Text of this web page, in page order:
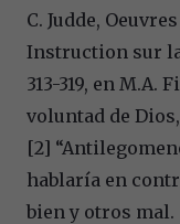
C. Judde,
Instruction sur
313-319, en
voluntad de
[2]
hablaría en
bien y otros mal.